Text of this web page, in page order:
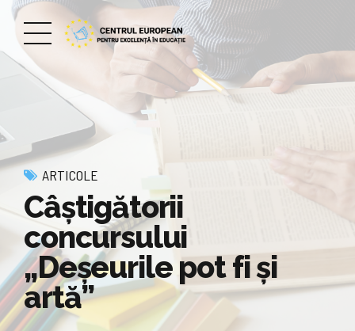
ARTICOLE
Câștigătorii
concursului
„Deșeurile pot fi și
artă”